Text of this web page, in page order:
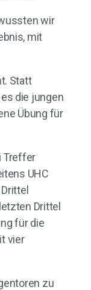
wir
mit
Statt
die jungen
Übung für
Treffer
UHC
Drittel
für die
vier
zu